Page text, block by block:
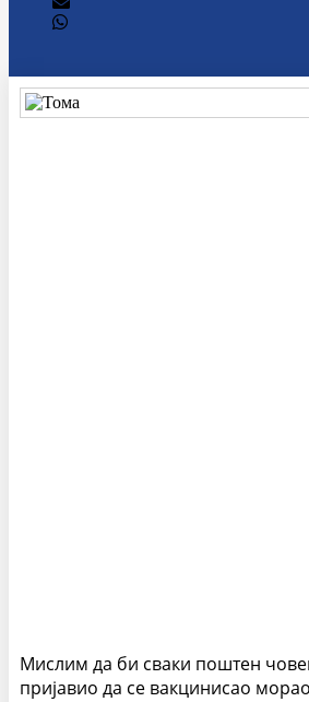
Мислим да би сваки поштен човек
пријавио да се вакцинисао